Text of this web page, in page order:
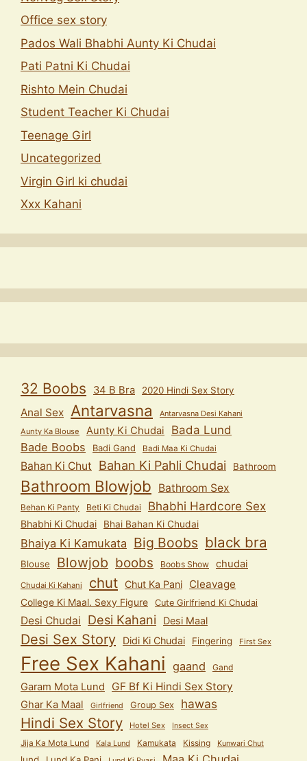
Office sex story
Pados Wali Bhabhi Aunty Ki Chudai
Pati Patni Ki Chudai
Rishto Mein Chudai
Student Teacher Ki Chudai
Teenage Girl
Uncategorized
Virgin Girl ki chudai
Xxx Kahani
32 Boobs 34 B Bra 2020 Hindi Sex Story
Anal Sex Antarvasna
Antarvasna Desi Kahani
Aunty Ka Blouse
Aunty Ki Chudai
Bada Lund
Bade Boobs
Badi Gand Badi Maa Ki Chudai
Bahan Ki Chut Bahan Ki Pahli Chudai Bathroom
Bathroom Blowjob Bathroom Sex
Behan Ki Panty Beti Ki Chudai Bhabhi Hardcore Sex
Bhabhi Ki Chudai Bhai Bahan Ki Chudai
Bhaiya Ki Kamukata Big Boobs black bra
Blouse Blowjob boobs Boobs Show chudai
Chudai Ki Kahani chut Chut Ka Pani Cleavage
College Ki Maal. Sexy Figure Cute Girlfriend Ki Chudai
Desi Chudai Desi Kahani Desi Maal
Desi Sex Story Didi Ki Chudai Fingering First Sex
Free Sex Kahani gaand Gand
Garam Mota Lund GF Bf Ki Hindi Sex Story
Ghar Ka Maal Girlfriend Group Sex hawas
Hindi Sex Story Hotel Sex Insect Sex
Jija Ka Mota Lund Kala Lund Kamukata Kissing Kunwari Chut